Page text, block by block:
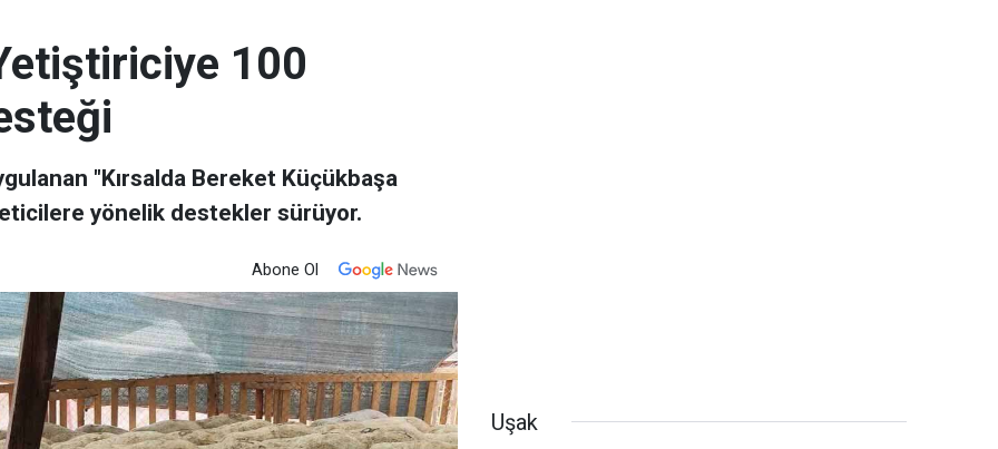
100
"Kırsalda Bereket Küçükbaşa
yönelik destekler sürüyor.
Abone Ol
Uşak